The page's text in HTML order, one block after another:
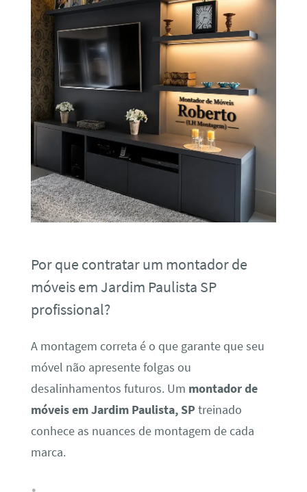
Por que contratar um montador de
móveis em Jardim Paulista SP
profissional?
A montagem correta é o que garante que seu
móvel não apresente folgas ou
desalinhamentos futuros. Um montador de
móveis em Jardim Paulista, SP treinado
conhece as nuances de montagem de cada
marca.